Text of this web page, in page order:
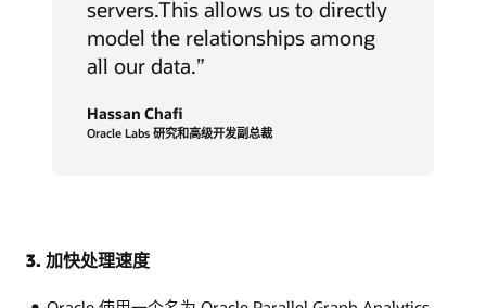
servers.This allows us to directly
model the relationships among
all our data.”
Hassan Chafi
Oracle Labs 研究和高级开发副总裁
3. 加快处理速度